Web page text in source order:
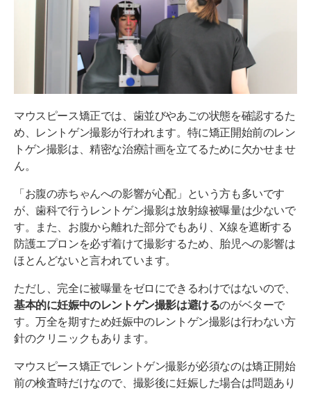
マウスピース矯正では、歯並びやあごの状態を確認するた
め、レントゲン撮影が行われます。特に矯正開始前のレン
トゲン撮影は、精密な治療計画を立てるために欠かせませ
ん。
「お腹の赤ちゃんへの影響が心配」という方も多いです
が、歯科で行うレントゲン撮影は放射線被曝量は少ないで
す。また、お腹から離れた部分でもあり、X線を遮断する
防護エプロンを必ず着けて撮影するため、胎児への影響は
ほとんどないと言われています。
ただし、完全に被曝量をゼロにできるわけではないので、
基本的に妊娠中のレントゲン撮影は避けるのがベターで
す。万全を期すため妊娠中のレントゲン撮影は行わない方
針のクリニックもあります。
マウスピース矯正でレントゲン撮影が必須なのは矯正開始
前の検査時だけなので、撮影後に妊娠した場合は問題あり